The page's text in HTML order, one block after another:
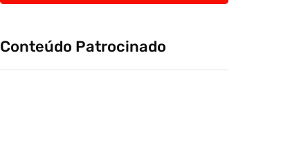
Conteúdo Patrocinado